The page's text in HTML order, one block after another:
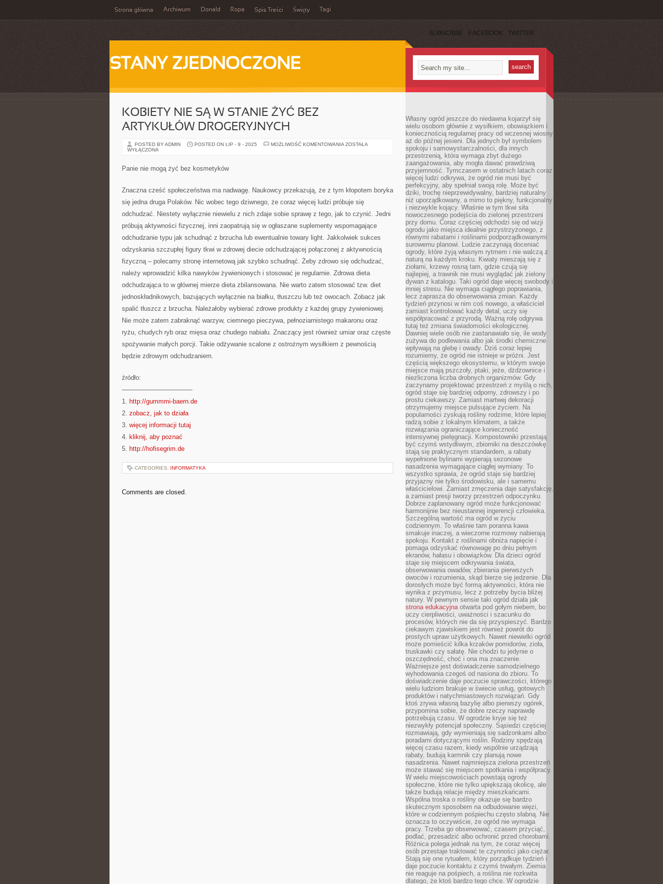
Strona główna Archiwum Donald Ropa Spis Treści Święty Tagi
SUBSCRIBE FACEBOOK TWITTER
STANY ZJEDNOCZONE
KOBIETY NIE SĄ W STANIE ŻYĆ BEZ
ARTYKUŁÓW DROGERYJNYCH
POSTED BY ADMIN POSTED ON LIP - 9 - 2025 MOŻLIWOŚĆ KOMENTOWANIA KOBIETY
DROGERYJNYCH
ZOSTAŁA
WYŁĄCZONA
Panie nie mogą żyć bez kosmetyków
Znaczna cześć społeczeństwa ma nadwagę. Naukowcy przekazują, że z tym kłopotem boryka
się jedna druga Polaków. Nic wobec tego dziwnego, że coraz więcej ludzi próbuje się
odchudzać. Niestety wyłącznie niewielu z nich zdaje sobie sprawę z tego, jak to czynić. Jedni
próbują aktywności fizycznej, inni zaopatrują się w ogłaszane suplementy wspomagające
odchudzanie typu jak schudnąć z brzucha lub ewentualnie towary light. Jakkolwiek sukces
odzyskania szczupłej figury tkwi w zdrowej diecie odchudzającej połączonej z aktywnością
fizyczną – polecamy stronę internetową jak szybko schudnąć. Żeby zdrowo się odchudzać,
należy wprowadzić kilka nawyków żywieniowych i stosować je regularnie. Zdrowa dieta
odchudzająca to w głównej mierze dieta zbilansowana. Nie warto zatem stosować tzw. diet
jednoskładnikowych, bazujących wyłącznie na białku, tłuszczu lub też owocach. Zobacz jak
spalić tłuszcz z brzucha. Należałoby wybierać zdrowe produkty z każdej grupy żywieniowej.
Nie może zatem zabraknąć warzyw, ciemnego pieczywa, pełnoziarnistego makaronu oraz
ryżu, chudych ryb oraz mięsa oraz chudego nabiału. Znaczący jest również umiar oraz częste
spożywanie małych porcji. Takie odżywanie scalone z ostrożnym wysiłkiem z pewnością
będzie zdrowym odchudzaniem.
źródło:
———————————
1. http://gummmi-baern.de
2. zobacz, jak to działa
3. więcej informacji tutaj
4. kliknij, aby poznać
5. http://hofisegrim.de
CATEGORIES: INFORMATYKA
Comments are closed.
Własny ogród jeszcze do niedawna kojarzył się
wielu osobom głównie z wysiłkiem, obowiązkiem i
koniecznością regularnej pracy od wczesnej wiosny
aż do późnej jesieni. Dla jednych był symbolem
spokoju i samowystarczalności, dla innych
przestrzenią, która wymaga zbyt dużego
zaangażowania, aby mogła dawać prawdziwą
przyjemność. Tymczasem w ostatnich latach coraz
więcej ludzi odkrywa, że ogród nie musi być
perfekcyjny, aby spełniał swoją rolę. Może być
dziki, trochę nieprzewidywalny, bardziej naturalny
niż uporządkowany, a mimo to piękny, funkcjonalny
i niezwykle kojący. Właśnie w tym tkwi siła
nowoczesnego podejścia do zielonej przestrzeni
przy domu. Coraz częściej odchodzi się od wizji
ogrodu jako miejsca idealnie przystrzyżonego, z
równymi rabatami i roślinami podporządkowanymi
surowemu planowi. Ludzie zaczynają doceniać
ogrody, które żyją własnym rytmem i nie walczą z
naturą na każdym kroku. Kwiaty mieszają się z
ziołami, krzewy rosną tam, gdzie czują się
najlepiej, a trawnik nie musi wyglądać jak zielony
dywan z katalogu. Taki ogród daje więcej swobody i
mniej stresu. Nie wymaga ciągłego poprawiania,
lecz zaprasza do obserwowania zmian. Każdy
tydzień przynosi w nim coś nowego, a właściciel
zamiast kontrolować każdy detal, uczy się
współpracować z przyrodą. Ważną rolę odgrywa
tutaj też zmiana świadomości ekologicznej.
Dawniej wiele osób nie zastanawiało się, ile wody
zużywa do podlewania albo jak środki chemiczne
wpływają na glebę i owady. Dziś coraz lepiej
rozumiemy, że ogród nie istnieje w próżni. Jest
częścią większego ekosystemu, w którym swoje
miejsce mają pszczoły, ptaki, jeże, dżdżownice i
niezliczona liczba drobnych organizmów. Gdy
zaczynamy projektować przestrzeń z myślą o nich,
ogród staje się bardziej odporny, zdrowszy i po
prostu ciekawszy. Zamiast martwej dekoracji
otrzymujemy miejsce pulsujące życiem. Na
popularności zyskują rośliny rodzime, które lepiej
radzą sobie z lokalnym klimatem, a także
rozwiązania ograniczające konieczność
intensywnej pielęgnacji. Kompostowniki przestają
być czymś wstydliwym, zbiorniki na deszczówkę
stają się praktycznym standardem, a rabaty
wypełnione bylinami wypierają sezonowe
nasadzenia wymagające ciągłej wymiany. To
wszystko sprawia, że ogród staje się bardziej
przyjazny nie tylko środowisku, ale i samemu
właścicielowi. Zamiast zmęczenia daje satysfakcję,
a zamiast presji tworzy przestrzeń odpoczynku.
Dobrze zaplanowany ogród może funkcjonować
harmonijnie bez nieustannej ingerencji człowieka.
Szczególną wartość ma ogród w życiu
codziennym. To właśnie tam poranna kawa
smakuje inaczej, a wieczorne rozmowy nabierają
spokoju. Kontakt z roślinami obniża napięcie i
pomaga odzyskać równowagę po dniu pełnym
ekranów, hałasu i obowiązków. Dla dzieci ogród
staje się miejscem odkrywania świata,
obserwowania owadów, zbierania pierwszych
owoców i rozumienia, skąd bierze się jedzenie. Dla
dorosłych może być formą aktywności, która nie
wynika z przymusu, lecz z potrzeby bycia bliżej
natury. W pewnym sensie taki ogród działa jak
strona edukacyjnaotwarta pod gołym niebem, bo
uczy cierpliwości, uważności i szacunku do
procesów, których nie da się przyspieszyć. Bardzo
ciekawym zjawiskiem jest również powrót do
prostych upraw użytkowych. Nawet niewielki ogród
może pomieścić kilka krzaków pomidorów, zioła,
truskawki czy sałatę. Nie chodzi tu jedynie o
oszczędność, choć i ona ma znaczenie.
Ważniejsze jest doświadczenie samodzielnego
wyhodowania czegoś od nasiona do zbioru. To
doświadczenie daje poczucie sprawczości, którego
wielu ludziom brakuje w świecie usług, gotowych
produktów i natychmiastowych rozwiązań. Gdy
ktoś zrywa własną bazylię albo pierwszy ogórek,
przypomina sobie, że dobre rzeczy naprawdę
potrzebują czasu. W ogrodzie kryje się też
niezwykły potencjał społeczny. Sąsiedzi częściej
rozmawiają, gdy wymieniają się sadzonkami albo
poradami dotyczącymi roślin. Rodziny spędzają
więcej czasu razem, kiedy wspólnie urządzają
rabaty, budują karmnik czy planują nowe
nasadzenia. Nawet najmniejsza zielona przestrzeń
może stawać się miejscem spotkania i współpracy.
W wielu miejscowościach powstają ogrody
społeczne, które nie tylko upiększają okolicę, ale
także budują relacje między mieszkańcami.
Wspólna troska o rośliny okazuje się bardzo
skutecznym sposobem na odbudowanie więzi,
które w codziennym pośpiechu często słabną. Nie
oznacza to oczywiście, że ogród nie wymaga
pracy. Trzeba go obserwować, czasem przyciąć,
podlać, przesadzić albo ochronić przed chorobami.
Różnica polega jednak na tym, że coraz więcej
osób przestaje traktować te czynności jako ciężar.
Stają się one rytuałem, który porządkuje tydzień i
daje poczucie kontaktu z czymś trwałym. Ziemia
nie reaguje na pośpiech, a roślina nie rozkwita
dlatego, że ktoś bardzo tego chce. W ogrodzie